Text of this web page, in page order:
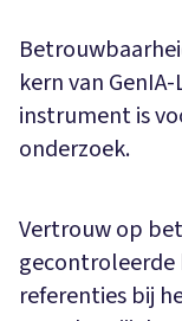
kern van
instrument is
onderzoek.
Vertrouw op
gecontroleerde
referenties bij